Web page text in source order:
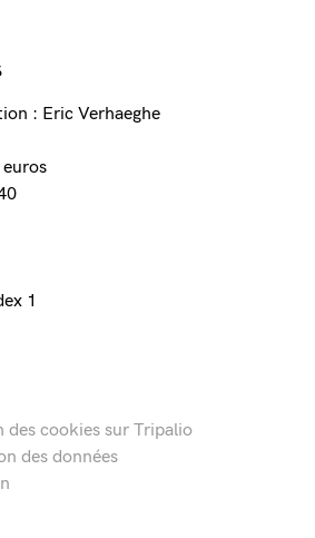
: Eric Verhaeghe
1
des cookies sur Tripalio
des données